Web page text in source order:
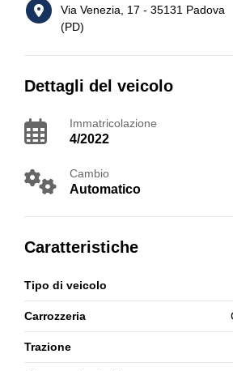
Via Venezia, 17 - 35131 Padova
(PD)
Dettagli del veicolo
Immatricolazione
4/2022
Cambio
Automatico
Caratteristiche
Tipo di veicolo
Carrozzeria
Trazione